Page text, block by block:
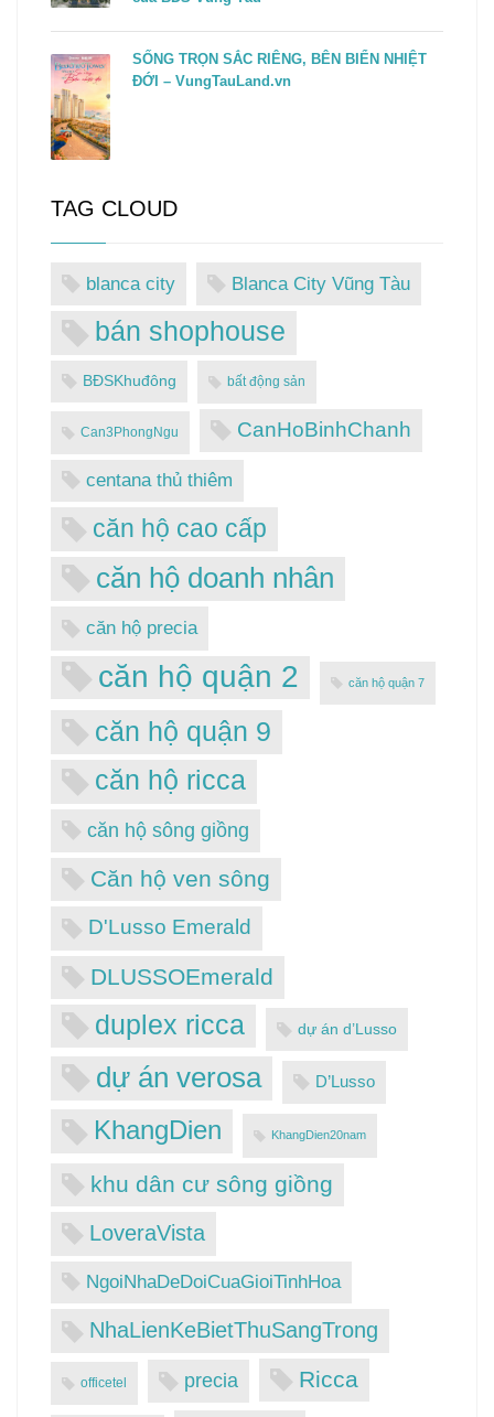
SỐNG TRỌN SẮC RIÊNG, BÊN BIỂN NHIỆT
ĐỚI – VungTauLand.vn
TAG CLOUD
blanca city Blanca City Vũng Tàu
bán shophouse
BĐSKhuđông bất động sản
Can3PhongNgu CanHoBinhChanh
centana thủ thiêm
căn hộ cao cấp
căn hộ doanh nhân
căn hộ precia
căn hộ quận 2 căn hộ quận 7
căn hộ quận 9
căn hộ ricca
căn hộ sông giồng
Căn hộ ven sông
D'Lusso Emerald
DLUSSOEmerald
duplex ricca dự án d’Lusso
dự án verosa D’Lusso
KhangDien KhangDien20nam
khu dân cư sông giồng
LoveraVista
NgoiNhaDeDoiCuaGioiTinhHoa
NhaLienKeBietThuSangTrong
officetel precia Ricca